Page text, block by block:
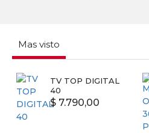
Mas visto
TV TOP DIGITAL
40
$ 7.790,00